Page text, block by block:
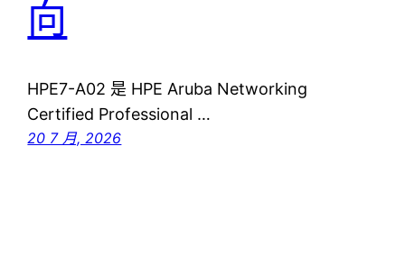
向
HPE7-A02 是 HPE Aruba Networking
Certified Professional …
20 7 月, 2026